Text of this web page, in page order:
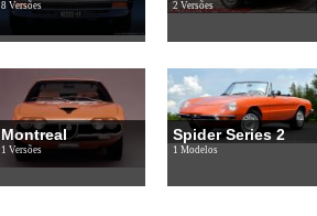
8 Versões 2 Versões
Montreal
1 Versões
Spider Series 2
1 Modelos